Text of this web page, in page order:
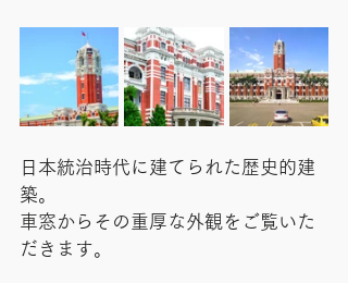
日本統治時代に建てられた歴史的建
築。
車窓からその重厚な外観をご覧いた
だきます。